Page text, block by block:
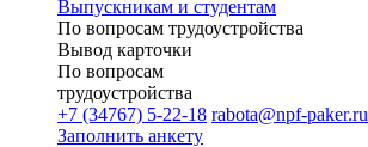
Выпускникам и студентам
По вопросам трудоустройства
Вывод карточки
По вопросам
трудоустройства
+7 (34767) 5-22-18 rabota@npf-paker.ru
Заполнить анкету